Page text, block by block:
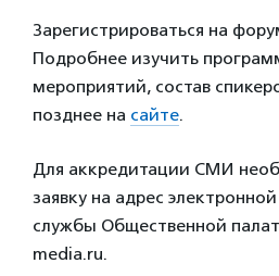
Зарегистрироваться на
Подробнее изучить
мероприятий, состав
позднее на сайте.
Для аккредитации СМИ
заявку на адрес
службы Общественной
media.ru.